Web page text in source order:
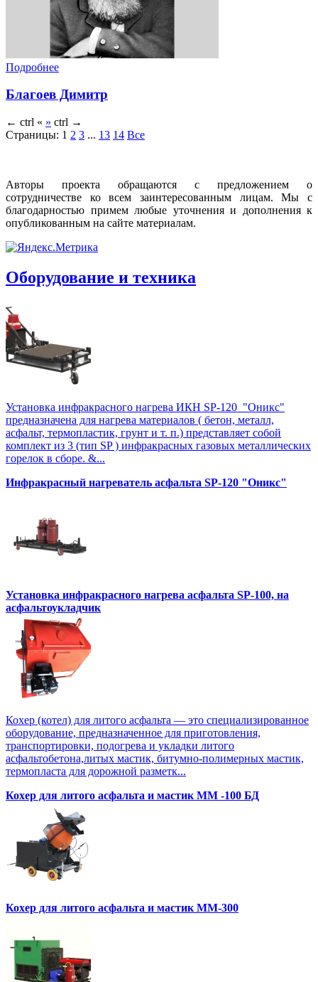
Подробнее
Благоев Димитр
← ctrl « » ctrl →
Страницы: 1 2 3 ... 13 14 Все
Авторы проекта обращаются с предложением о
сотрудничестве ко всем заинтересованным лицам. Мы с
благодарностью примем любые уточнения и дополнения к
опубликованным на сайте материалам.
Оборудование и техника
Установка инфракрасного нагрева ИКН SP-120 "Оникс"
предназначена для нагрева материалов ( бетон, металл,
асфальт, термопластик, грунт и т. п.) представляет собой
комплект из 3 (тип SP ) инфракрасных газовых металлических
горелок в сборе. &...
Инфракрасный нагреватель асфальта SP-120 "Оникс"
Установка инфракрасного нагрева асфальта SP-100, на
асфальтоукладчик
Кохер (котел) для литого асфальта — это специализированное
оборудование, предназначенное для приготовления,
транспортировки, подогрева и укладки литого
асфальтобетона,литых мастик, битумно-полимерных мастик,
термопласта для дорожной разметк...
Кохер для литого асфальта и мастик MM -100 БД
Кохер для литого асфальта и мастик MM-300